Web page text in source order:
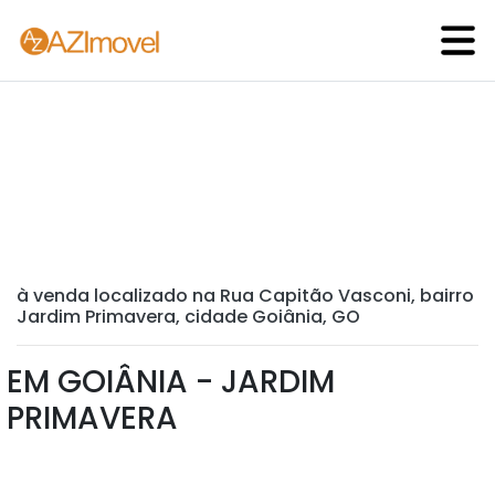
à venda localizado na Rua Capitão Vasconi, bairro
Jardim Primavera, cidade Goiânia, GO
EM GOIÂNIA - JARDIM
PRIMAVERA